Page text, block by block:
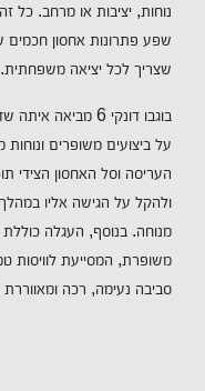
נוחות, יציבות או מרחב. כל
שפע פתרונות אחסון
שצריך לכל יציאה משפחתית.
בוגבו דונקי 6
על ביצועים משופרים
העריסה וסל האחסון הצידי
ולהקל על הגישה אליו
מנוחה. בנוסף, העגלה
משופרת, המסייעת לוויסות
סביבה נעימה, רכה